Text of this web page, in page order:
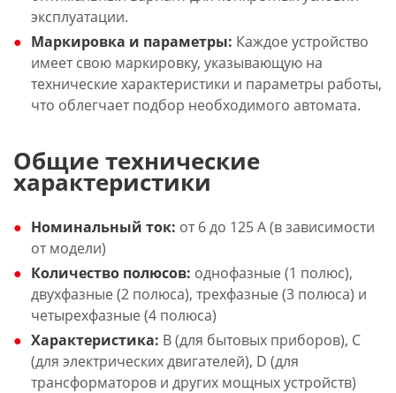
эксплуатации.
Маркировка и параметры: Каждое устройство
имеет свою маркировку, указывающую на
технические характеристики и параметры работы,
что облегчает подбор необходимого автомата.
Общие технические
характеристики
Номинальный ток: от 6 до 125 А (в зависимости
от модели)
Количество полюсов: однофазные (1 полюс),
двухфазные (2 полюса), трехфазные (3 полюса) и
четырехфазные (4 полюса)
Характеристика: B (для бытовых приборов), C
(для электрических двигателей), D (для
трансформаторов и других мощных устройств)